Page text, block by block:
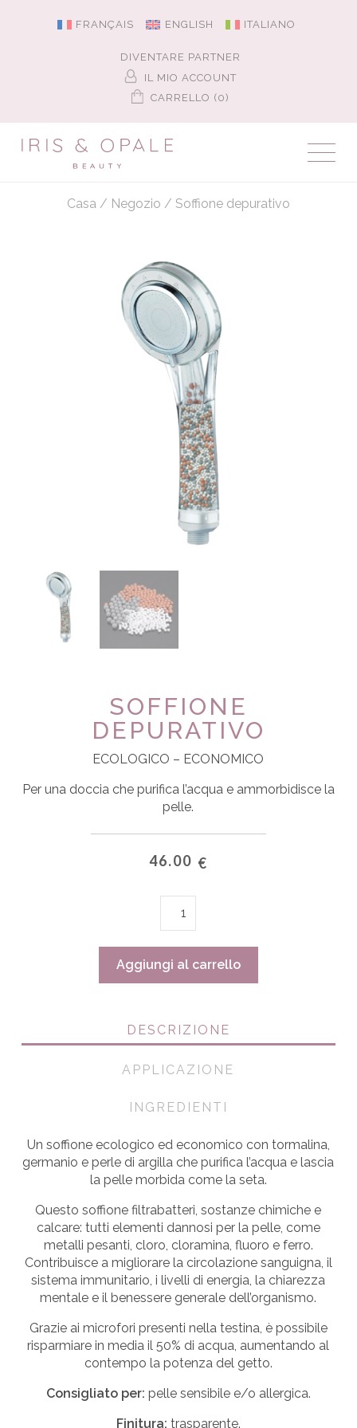
FRANÇAIS ENGLISH ITALIANO
DIVENTARE PARTNER
IL MIO ACCOUNT
CARRELLO (0)
Casa/ Negozio / Soffione depurativo
SOFFIONE
DEPURATIVO
ECOLOGICO – ECONOMICO
Per una doccia che purifica l’acqua e ammorbidisce la
pelle.
46.00 €
depurativo
Aggiungi al carrello
DESCRIZIONE
APPLICAZIONE
INGREDIENTI
Un soffione ecologico ed economico con tormalina,
germanio e perle di argilla che purifica l’acqua e lascia
la pelle morbida come la seta.
Questo soffione filtrabatteri, sostanze chimiche e
calcare: tutti elementi dannosi per la pelle, come
metalli pesanti, cloro, cloramina, fluoro e ferro.
Contribuisce a migliorare la circolazione sanguigna, il
sistema immunitario, i livelli di energia, la chiarezza
mentale e il benessere generale dell’organismo.
Grazie ai microfori presenti nella testina, è possibile
risparmiare in media il 50% di acqua, aumentando al
contempo la potenza del getto.
Consigliato per: pelle sensibile e/o allergica.
Finitura: trasparente.